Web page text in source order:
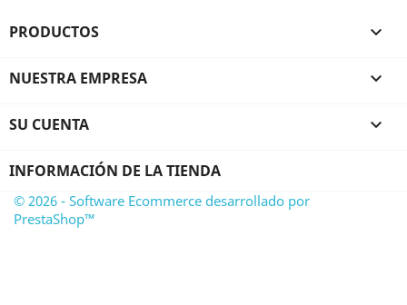
PRODUCTOS 
NUESTRA EMPRESA 
SU CUENTA 
INFORMACIÓN DE LA TIENDA
© 2026 - Software Ecommerce desarrollado por
PrestaShop™